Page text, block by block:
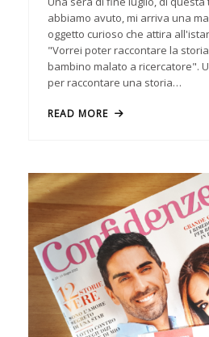
abbiamo avuto, mi arriva una
oggetto curioso che attira
"Vorrei poter raccontare la
bambino malato a ricercatore".
per raccontare una storia…
READ MORE